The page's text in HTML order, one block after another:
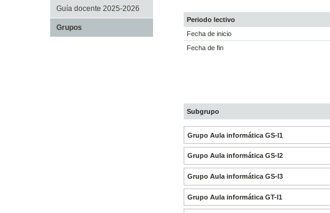
Guía docente 2025-2026
Grupos
Periodo lectivo
Fecha de inicio
Fecha de fin
Subgrupo
Grupo Aula informática GS-I1
Grupo Aula informática GS-I2
Grupo Aula informática GS-I3
Grupo Aula informática GT-I1